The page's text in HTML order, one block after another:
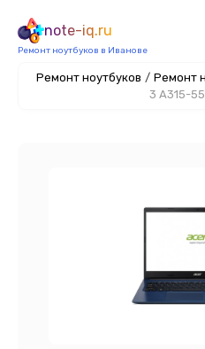
note-iq.ru
Ремонт ноутбуков в Иванове
Ремонт ноутбуков / Ремонт
3 A315-